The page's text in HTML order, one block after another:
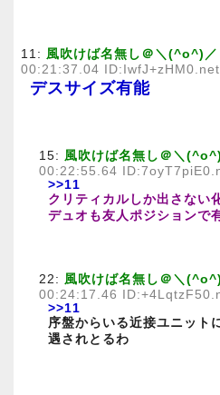
11: 風吹けば名無し＠＼(^o^)／
00:21:37.04 ID:IwfJ+zHM0.net
デスサイズ有能
15: 風吹けば名無し＠＼
00:22:55.64
>>11
クリティカルしか出さない
デュオも友人ポジションで
22: 風吹けば名無し＠＼
00:24:17.46
>>11
序盤からいる近接ユニット
遇されとるわ